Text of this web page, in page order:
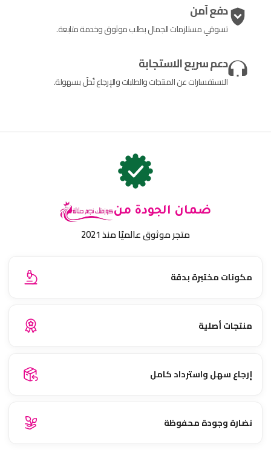
دفع آمن
تسوقي مستلزمات الجمال بطلب موثوق وخدمة متابعة.
دعم سريع الاستجابة
الاستفسارات عن المنتجات والطلبات والإرجاع تُحلّ بسهولة.
ضمان الجودة من
متجر موثوق عالميًا منذ 2021
مكونات مختبرة بدقة
منتجات أصلية
إرجاع سهل واسترداد كامل
نضارة وجودة محفوظة